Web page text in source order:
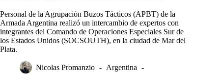
Personal de la Agrupación Buzos Tácticos (APBT) de la
Armada Argentina realizó un intercambio de expertos con
integrantes del Comando de Operaciones Especiales Sur de
los Estados Unidos (SOCSOUTH), en la ciudad de Mar del
Plata.
Nicolas Promanzio
Argentina